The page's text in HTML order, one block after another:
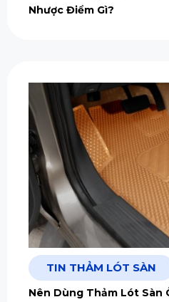
Nhược Điểm Gì?
TIN THẢM LÓT SÀN
Nên Dùng Thảm Lót Sàn